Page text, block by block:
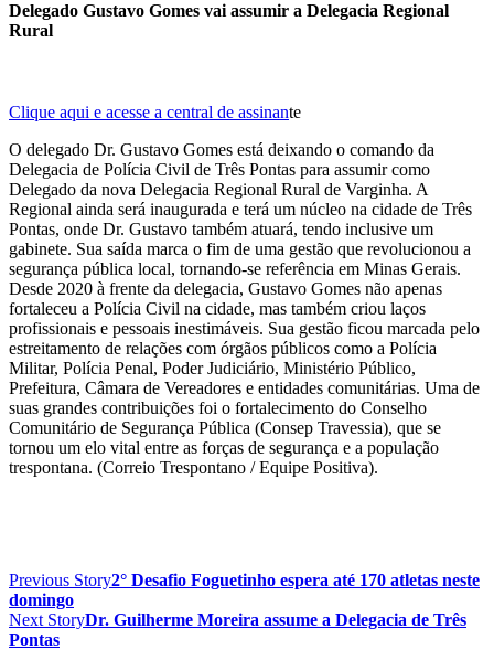
Delegado Gustavo Gomes vai assumir a Delegacia Regional
Rural
Clique aqui e acesse a central de assinante
O delegado Dr. Gustavo Gomes está deixando o comando da
Delegacia de Polícia Civil de Três Pontas para assumir como
Delegado da nova Delegacia Regional Rural de Varginha. A
Regional ainda será inaugurada e terá um núcleo na cidade de Três
Pontas, onde Dr. Gustavo também atuará, tendo inclusive um
gabinete. Sua saída marca o fim de uma gestão que revolucionou a
segurança pública local, tornando-se referência em Minas Gerais.
Desde 2020 à frente da delegacia, Gustavo Gomes não apenas
fortaleceu a Polícia Civil na cidade, mas também criou laços
profissionais e pessoais inestimáveis. Sua gestão ficou marcada pelo
estreitamento de relações com órgãos públicos como a Polícia
Militar, Polícia Penal, Poder Judiciário, Ministério Público,
Prefeitura, Câmara de Vereadores e entidades comunitárias. Uma de
suas grandes contribuições foi o fortalecimento do Conselho
Comunitário de Segurança Pública (Consep Travessia), que se
tornou um elo vital entre as forças de segurança e a população
trespontana. (Correio Trespontano / Equipe Positiva).
Previous Story2° Desafio Foguetinho espera até 170 atletas neste
domingo
Next StoryDr. Guilherme Moreira assume a Delegacia de Três
Pontas